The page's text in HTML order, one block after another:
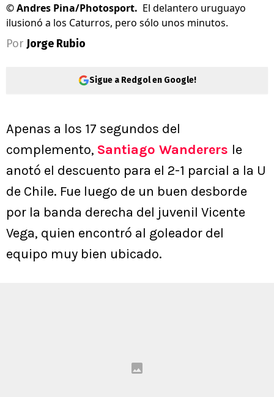
©Andres Pina/Photosport. El delantero uruguayo
ilusionó a los Caturros, pero sólo unos minutos.
Por Jorge Rubio
Sigue a Redgol en Google!
Apenas a los 17 segundos del
complemento, Santiago Wanderers le
anotó el descuento para el 2-1 parcial a la U
de Chile. Fue luego de un buen desborde
por la banda derecha del juvenil Vicente
Vega, quien encontró al goleador del
equipo muy bien ubicado.